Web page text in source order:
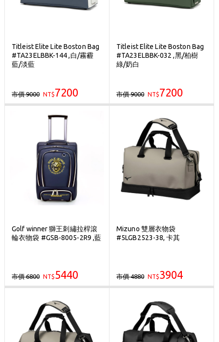
Titleist Elite Lite Boston Bag
#TA23ELBBK-144 ,白/霧霾
藍/淡藍
市價 9000 NT$7200
Titleist Elite Lite Boston Bag
#TA23ELBBK-032 ,黑/柏樹
綠/奶白
市價 9000 NT$7200
Golf winner 獅王刺繡拉桿滾
輪衣物袋 #GSB-8005-2R9 ,藍
市價 6800 NT$5440
Mizuno 雙層衣物袋
#5LGB2523-38, 卡其
市價 4880 NT$3904